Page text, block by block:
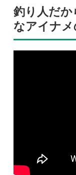
釣り人だ
なアイナ